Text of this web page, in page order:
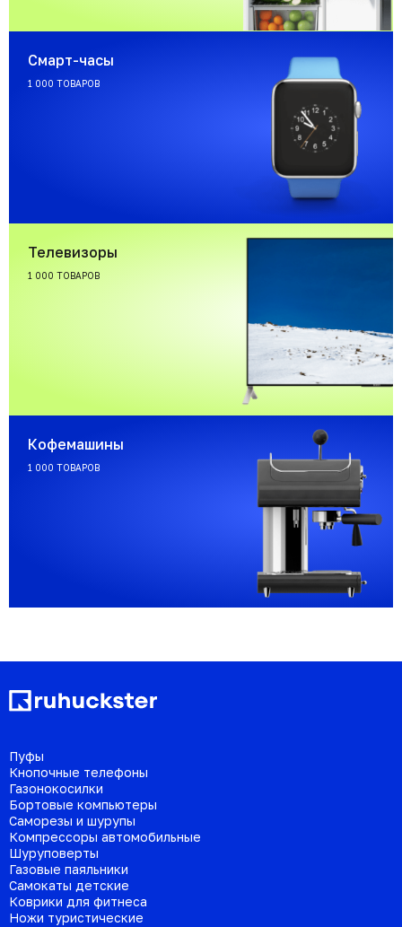
Смарт-часы
1 000 ТОВАРОВ
Телевизоры
1 000 ТОВАРОВ
Кофемашины
1 000 ТОВАРОВ
Пуфы
Кнопочные телефоны
Газонокосилки
Бортовые компьютеры
Саморезы и шурупы
Компрессоры автомобильные
Шуруповерты
Газовые паяльники
Самокаты детские
Коврики для фитнеса
Ножи туристические